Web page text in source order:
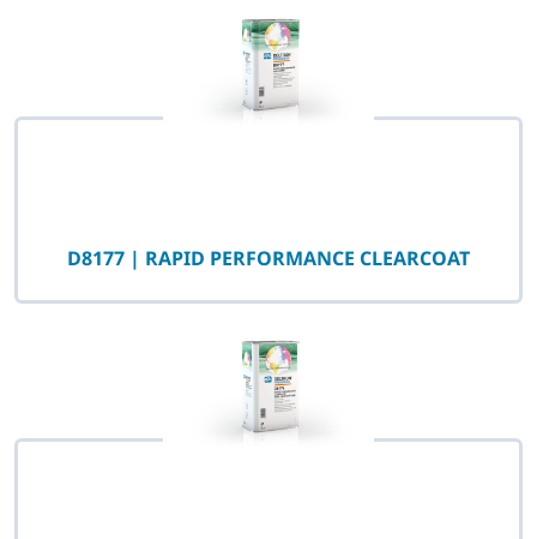
D8177 | RAPID PERFORMANCE CLEARCOAT